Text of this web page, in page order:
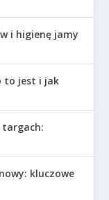
i higienę jamy
to jest i jak
targach:
kluczowe